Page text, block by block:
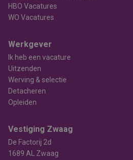
HBO Vacatures
WO Vacatures
Werkgever
Ik heb een vacature
Uitzenden
Werving & selectie
Detacheren
Opleiden
Vestiging Zwaag
De Factorij 2d
1689 AL Zwaag